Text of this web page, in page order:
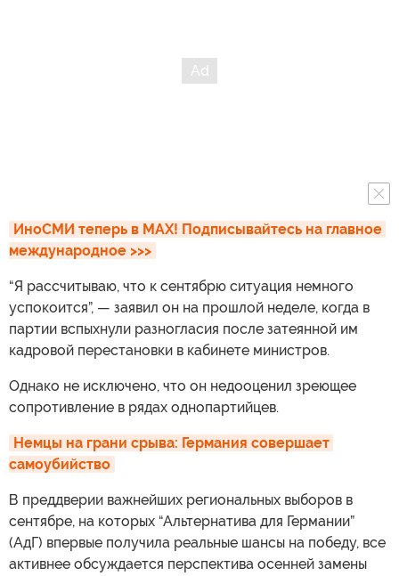
ИноСМИ теперь в MAX! Подписывайтесь на главное
международное >>>
“Я рассчитываю, что к сентябрю ситуация немного
успокоится”, — заявил он на прошлой неделе, когда в
партии вспыхнули разногласия после затеянной им
кадровой перестановки в кабинете министров.
Однако не исключено, что он недооценил зреющее
сопротивление в рядах однопартийцев.
Немцы на грани срыва: Германия совершает
самоубийство
В преддверии важнейших региональных выборов в
сентябре, на которых “Альтернатива для Германии”
(АдГ) впервые получила реальные шансы на победу, все
активнее обсуждается перспектива осенней замены